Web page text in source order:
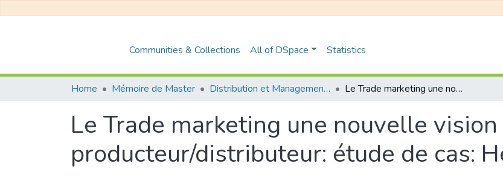
Communities & Collections All of DSpace Statistics
Home Mémoire de Master Distribution et Management de la Chaîne Logistique Le Trade marketing une nouvelle vision dans la relation producteur/distributeur: étude de cas: Henkel Algerie
Le Trade marketing une nouvelle
producteur/distributeur: étude de cas: